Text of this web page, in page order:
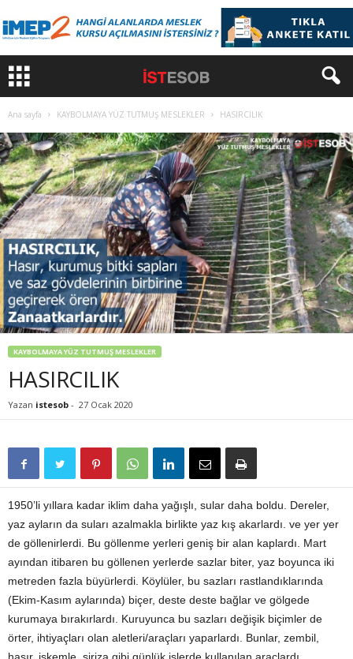
Ana sayfa KAYBOLMAYA YÜZ TUTMUŞ MESLEKLER HASIRCILIK
KAYBOLMAYA YÜZ TUTMUŞ MESLEKLER
HASIRCILIK
Yazan istesob - 27 Ocak 2020
1950’li yıllara kadar iklim daha yağışlı, sular daha boldu. Dereler,
yaz ayların da suları azalmakla birlikte yaz kış akarlardı. ve yer yer
de göllenirlerdi. Bu göllenme yerleri geniş bir alan kaplardı. Mart
ayından itibaren bu göllenen yerlerde sazlar biter, yaz boyunca iki
metreden fazla büyürlerdi. Köylüler, bu sazları rastlandıklarında
(Ekim-Kasım aylarında) biçer, deste deste bağlar ve gölgede
kurumaya bırakırlardı. Kuruyunca bu sazları değişik biçimler de
örter, ihtiyaçları olan aletleri/araçları yaparlardı. Bunlar, zembil,